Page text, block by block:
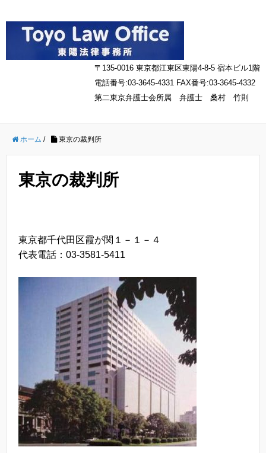
〒135-0016 東京都江東区東陽4-8-5 宿本ビル1階
電話番号:03-3645-4331 FAX番号:03-3645-4332
第二東京弁護士会所属 弁護士 桑村 竹則
ホーム / 東京の裁判所
東京の裁判所
東京都千代田区霞が関１－１－４
代表電話：03-3581-5411